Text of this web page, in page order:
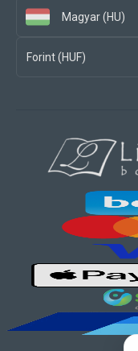
Magyar (HU)
Forint (HUF)